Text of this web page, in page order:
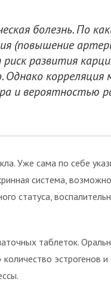
болезнь. По
(повышение
развития
Однако
и вероятностью
Уже сама по себе
система,
статуса,
таблеток.
количество